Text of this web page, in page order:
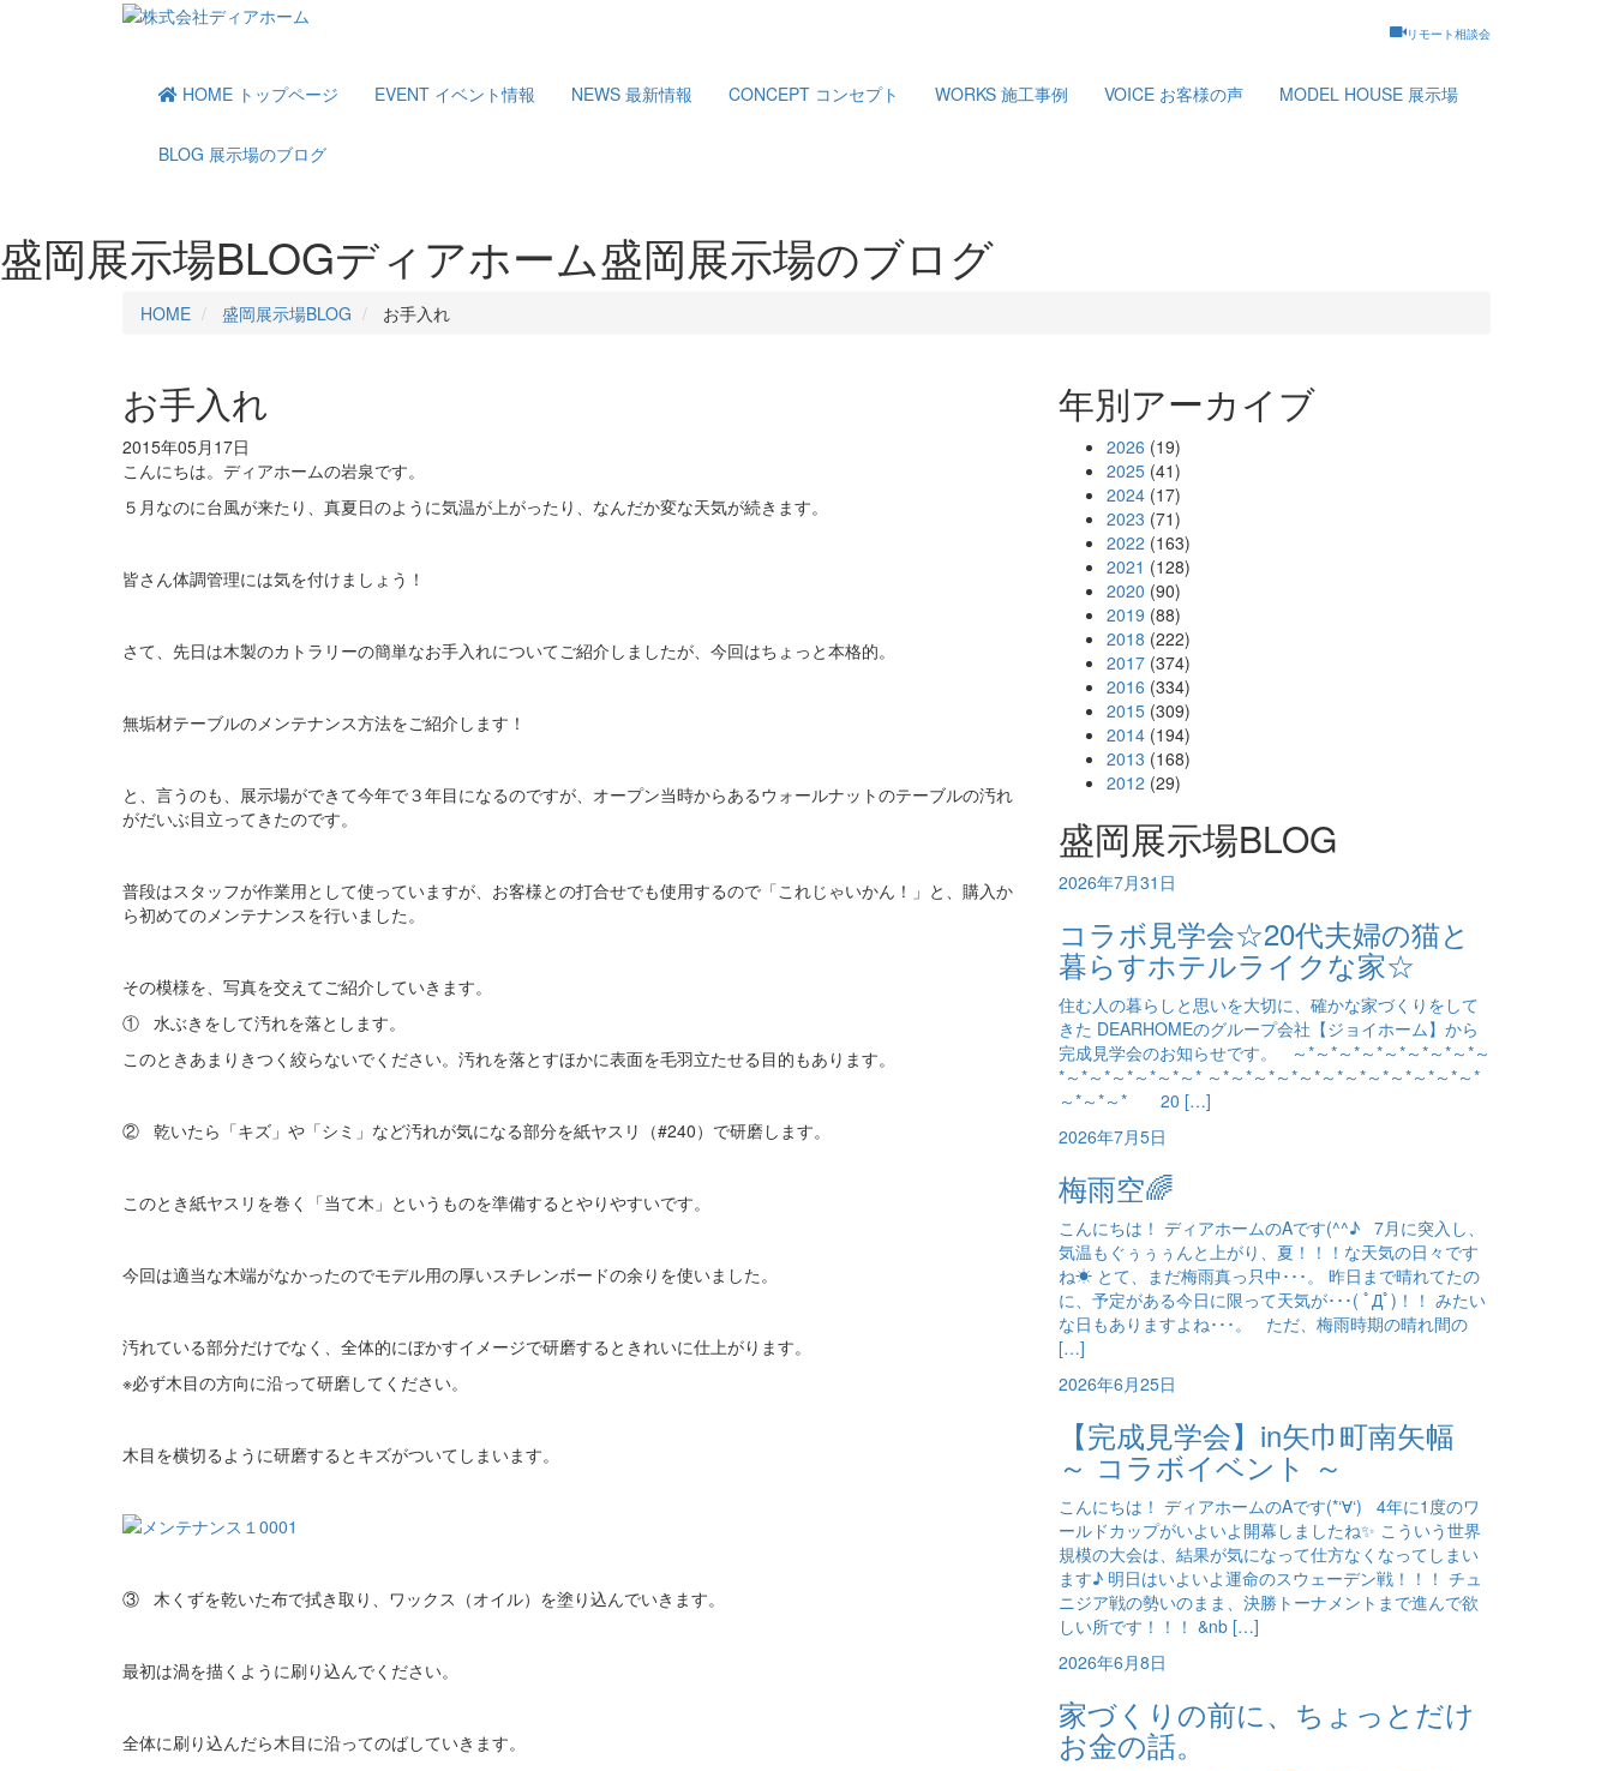
リモート相談会
HOME トップページ EVENT イベント情報 NEWS 最新情報 CONCEPT コンセプト WORKS 施工事例 VOICE お客様の声 MODEL HOUSE 展示場
BLOG 展示場のブログ
盛岡展示場BLOGディアホーム盛岡展示場のブログ
HOME 盛岡展示場BLOG お手入れ
お手入れ
2015年05月17日
こんにちは。ディアホームの岩泉です。
５月なのに台風が来たり、真夏日のように気温が上がったり、なんだか変な天気が続きます。
皆さん体調管理には気を付けましょう！
さて、先日は木製のカトラリーの簡単なお手入れについてご紹介しましたが、今回はちょっと本格的。
無垢材テーブルのメンテナンス方法をご紹介します！
と、言うのも、展示場ができて今年で３年目になるのですが、オープン当時からあるウォールナットのテーブルの汚れ
がだいぶ目立ってきたのです。
普段はスタッフが作業用として使っていますが、お客様との打合せでも使用するので「これじゃいかん！」と、購入か
ら初めてのメンテナンスを行いました。
その模様を、写真を交えてご紹介していきます。
① 水ぶきをして汚れを落とします。
このときあまりきつく絞らないでください。汚れを落とすほかに表面を毛羽立たせる目的もあります。
② 乾いたら「キズ」や「シミ」など汚れが気になる部分を紙ヤスリ（#240）で研磨します。
このとき紙ヤスリを巻く「当て木」というものを準備するとやりやすいです。
今回は適当な木端がなかったのでモデル用の厚いスチレンボードの余りを使いました。
汚れている部分だけでなく、全体的にぼかすイメージで研磨するときれいに仕上がります。
※必ず木目の方向に沿って研磨してください。
木目を横切るように研磨するとキズがついてしまいます。
③ 木くずを乾いた布で拭き取り、ワックス（オイル）を塗り込んでいきます。
最初は渦を描くように刷り込んでください。
全体に刷り込んだら木目に沿ってのばしていきます。
年別アーカイブ
2026 (19)
2025 (41)
2024 (17)
2023 (71)
2022 (163)
2021 (128)
2020 (90)
2019 (88)
2018 (222)
2017 (374)
2016 (334)
2015 (309)
2014 (194)
2013 (168)
2012 (29)
盛岡展示場BLOG
2026年7月31日
コラボ見学会☆20代夫婦の猫と
暮らすホテルライクな家☆
住む人の暮らしと思いを大切に、確かな家づくりをして
きた DEARHOMEのグループ会社【ジョイホーム】から
完成見学会のお知らせです。 ～*～*～*～*～*～*～*～*～
*～*～*～*～*～*～* ～*～*～*～*～*～*～*～*～*～*～*～*
～*～*～* 20 […]
2026年7月5日
梅雨空🌈
こんにちは！ ディアホームのAです(^^♪ 7月に突入し、
気温もぐぅぅぅんと上がり、夏！！！な天気の日々です
ね☀ とて、まだ梅雨真っ只中･･･。 昨日まで晴れてたの
に、予定がある今日に限って天気が･･･( ﾟДﾟ)！！ みたい
な日もありますよね･･･。 ただ、梅雨時期の晴れ間の
[…]
2026年6月25日
【完成見学会】in矢巾町南矢幅
～ コラボイベント ～
こんにちは！ ディアホームのAです(*‘∀‘) 4年に1度のワ
ールドカップがいよいよ開幕しましたね✨ こういう世界
規模の大会は、結果が気になって仕方なくなってしまい
ます♪ 明日はいよいよ運命のスウェーデン戦！！！ チュ
ニジア戦の勢いのまま、決勝トーナメントまで進んで欲
しい所です！！！ &nb […]
2026年6月8日
家づくりの前に、ちょっとだけ
お金の話。